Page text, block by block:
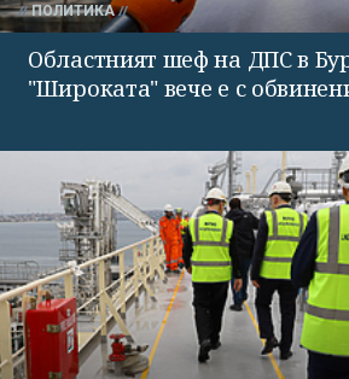
ПОЛИТИКА
Областният шеф на ДПС в
"Широката" вече е с